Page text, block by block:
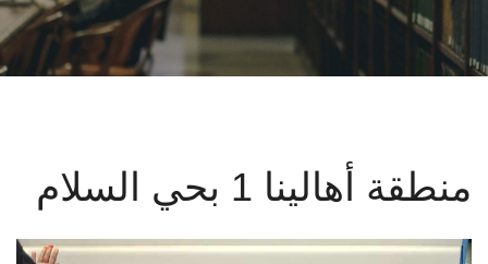
الشئون الأكاديمية
البحث العلمي
المراكز والوحدات
الأنظمة الذكية
منطقة أهالينا 1 بحي السلام